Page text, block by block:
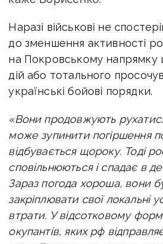
Наразі військові не
до зменшення активності
на Покровському
дій або тотального
українські бойові порядки.
«Вони продовжують
може зупинити погіршення
відбувається щороку. Тоді
сповільнюються і спадає в
Зараз погода хороша, вони
закріплювати свої локальні
втрати. У відсотковому
окупантів, яких рф